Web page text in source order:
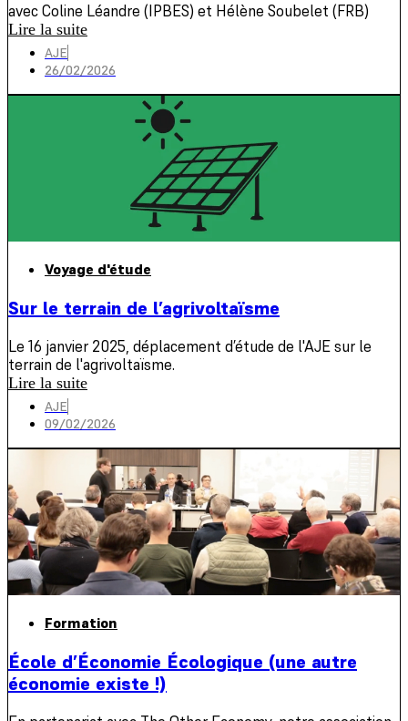
avec Coline Léandre (IPBES) et Hélène Soubelet (FRB)
Lire la suite
AJE
26/02/2026
Voyage d'étude
Sur le terrain de l’agrivoltaïsme
Le 16 janvier 2025, déplacement d’étude de l'AJE sur le
terrain de l'agrivoltaïsme.
Lire la suite
AJE
09/02/2026
Formation
École d’Économie Écologique (une autre
économie existe !)